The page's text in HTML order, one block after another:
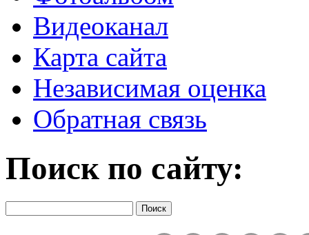
Видеоканал
Карта сайта
Независимая оценка
Обратная связь
Поиск по сайту: